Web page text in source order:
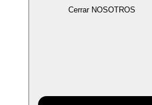
Cerrar NOSOTROS